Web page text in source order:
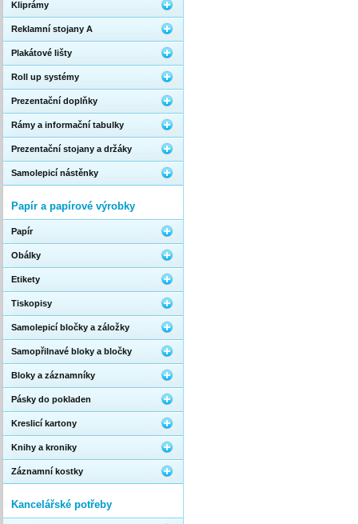
Kliprámy
Reklamní stojany A
Plakátové lišty
Roll up systémy
Prezentační doplňky
Rámy a informační tabulky
Prezentační stojany a držáky
Samolepicí nástěnky
Papír a papírové výrobky
Papír
Obálky
Etikety
Tiskopisy
Samolepicí bločky a záložky
Samopřilnavé bloky a bločky
Bloky a záznamníky
Pásky do pokladen
Kreslicí kartony
Knihy a kroniky
Záznamní kostky
Kancelářské potřeby